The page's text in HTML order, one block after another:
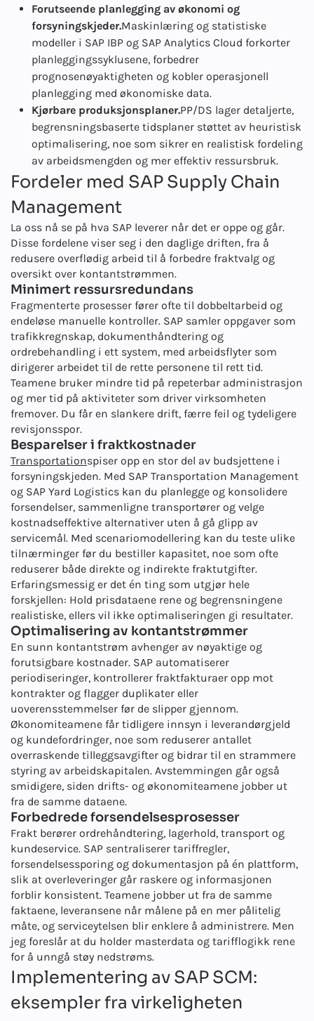
Forutseende planlegging av økonomi og
forsyningskjeder.Maskinlæring og statistiske
modeller i SAP IBP og SAP Analytics Cloud forkorter
planleggingssyklusene, forbedrer
prognosenøyaktigheten og kobler operasjonell
planlegging med økonomiske data.
Kjørbare produksjonsplaner.PP/DS lager detaljerte,
begrensningsbaserte tidsplaner støttet av heuristisk
optimalisering, noe som sikrer en realistisk fordeling
av arbeidsmengden og mer effektiv ressursbruk.
Fordeler med SAP Supply Chain
Management
La oss nå se på hva SAP leverer når det er oppe og går.
Disse fordelene viser seg i den daglige driften, fra å
redusere overflødig arbeid til å forbedre fraktvalg og
oversikt over kontantstrømmen.
Minimert ressursredundans
Fragmenterte prosesser fører ofte til dobbeltarbeid og
endeløse manuelle kontroller. SAP samler oppgaver som
trafikkregnskap, dokumenthåndtering og
ordrebehandling i ett system, med arbeidsflyter som
dirigerer arbeidet til de rette personene til rett tid.
Teamene bruker mindre tid på repeterbar administrasjon
og mer tid på aktiviteter som driver virksomheten
fremover. Du får en slankere drift, færre feil og tydeligere
revisjonsspor.
Besparelser i fraktkostnader
Transportationspiser opp en stor del av budsjettene i
forsyningskjeden. Med SAP Transportation Management
og SAP Yard Logistics kan du planlegge og konsolidere
forsendelser, sammenligne transportører og velge
kostnadseffektive alternativer uten å gå glipp av
servicemål. Med scenariomodellering kan du teste ulike
tilnærminger før du bestiller kapasitet, noe som ofte
reduserer både direkte og indirekte fraktutgifter.
Erfaringsmessig er det én ting som utgjør hele
forskjellen: Hold prisdataene rene og begrensningene
realistiske, ellers vil ikke optimaliseringen gi resultater.
Optimalisering av kontantstrømmer
En sunn kontantstrøm avhenger av nøyaktige og
forutsigbare kostnader. SAP automatiserer
periodiseringer, kontrollerer fraktfakturaer opp mot
kontrakter og flagger duplikater eller
uoverensstemmelser før de slipper gjennom.
Økonomiteamene får tidligere innsyn i leverandørgjeld
og kundefordringer, noe som reduserer antallet
overraskende tilleggsavgifter og bidrar til en strammere
styring av arbeidskapitalen. Avstemmingen går også
smidigere, siden drifts- og økonomiteamene jobber ut
fra de samme dataene.
Forbedrede forsendelsesprosesser
Frakt berører ordrehåndtering, lagerhold, transport og
kundeservice. SAP sentraliserer tariffregler,
forsendelsessporing og dokumentasjon på én plattform,
slik at overleveringer går raskere og informasjonen
forblir konsistent. Teamene jobber ut fra de samme
faktaene, leveransene når målene på en mer pålitelig
måte, og serviceytelsen blir enklere å administrere. Men
jeg foreslår at du holder masterdata og tarifflogikk rene
for å unngå støy nedstrøms.
Implementering av SAP SCM:
eksempler fra virkeligheten